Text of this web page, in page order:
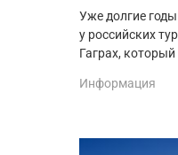
Уже долгие
у российских
Гаграх,
Информация